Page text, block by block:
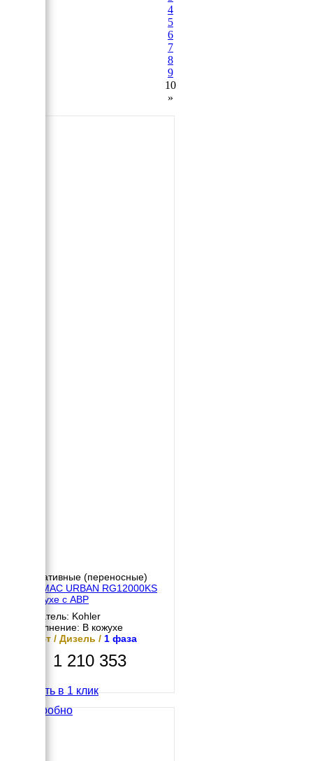
4
5
6
7
8
9
10
»
Портативные (переносные)
GENMAC URBAN RG12000KS
в кожухе с АВР
Двигатель: Kohler
Исполнение: В кожухе
10 кВт / Дизель / 1 фаза
1 210 353
Купить в 1 клик
Подробно